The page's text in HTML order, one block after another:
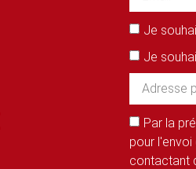
Je
Je
Par la
pour
contactant